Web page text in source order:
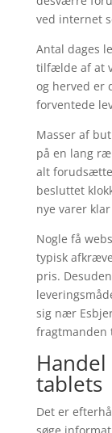
ved internet
Antal dages
tilfælde af at
og herved er
forventede
Masser af
på en lang
alt
besluttet
nye varer
Nogle få
typisk
pris.
sig nær
fragtmanden
tablets
Det er